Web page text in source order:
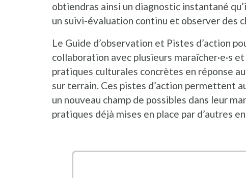
obtiendras ainsi un diagnostic instantané
un suivi-évaluation continu et observer des
Le Guide d’observation et Pistes d’action
collaboration avec plusieurs maraîcher·e·s
pratiques culturales concrètes en réponse
sur terrain. Ces pistes d’action permettent
un nouveau champ de possibles dans leur
pratiques déjà mises en place par d’autres